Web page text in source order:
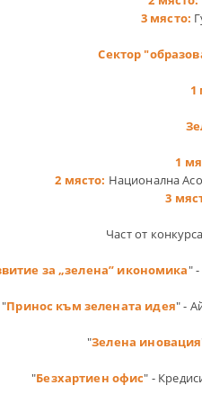
3 място:
Сектор
1
1
2 място: Национална
3
Част от
за „зелена” икономика"
"Принос към зелената идея" -
"Зелена иновация
"Безхартиен офис" -